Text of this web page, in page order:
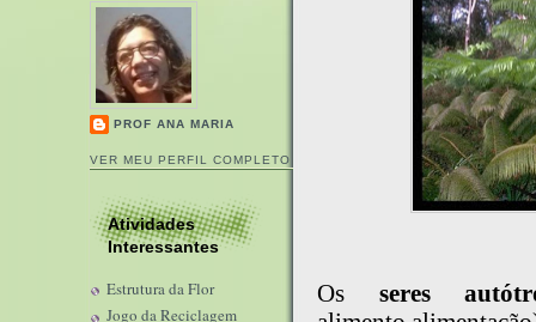
PROF ANA MARIA
VER MEU PERFIL COMPLETO
Atividades
Interessantes
Estrutura da Flor
Jogo da Reciclagem
Os seres